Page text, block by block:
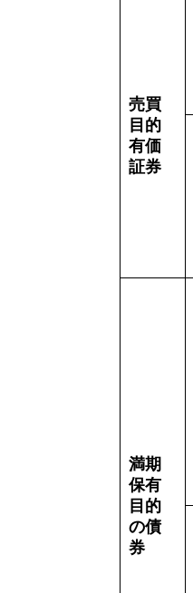
売買
目的
有価
証券
満期
保有
目的
の債
券